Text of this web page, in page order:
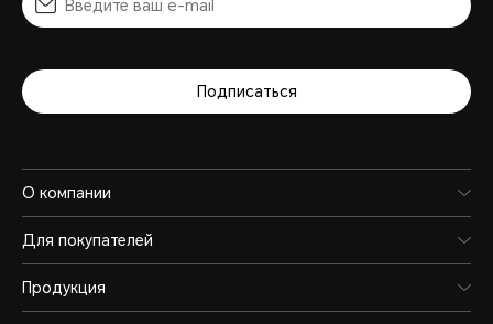
Подписаться
О компании
Для покупателей
Продукция